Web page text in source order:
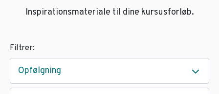
Inspirationsmateriale til dine kursusforløb.
Filtrer:
Opfølgning